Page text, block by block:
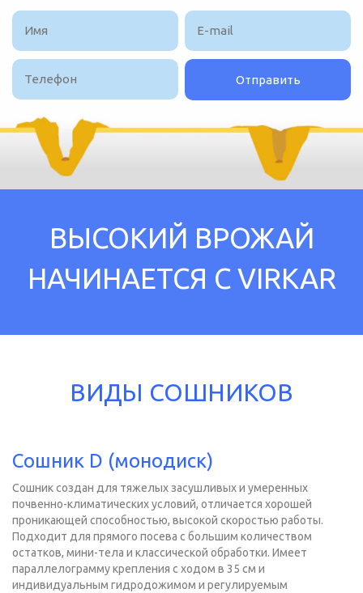
ВЫСОКИЙ ВРОЖАЙ
НАЧИНАЕТСЯ С VIRKAR
ВИДЫ СОШНИКОВ
Сошник D (монодиск)
Сошник создан для тяжелых засушливых и умеренных
почвенно-климатических условий, отличается хорошей
проникающей способностью, высокой скоростью работы.
Подходит для прямого посева с большим количеством
остатков, мини-тела и классической обработки. Имеет
параллелограмму крепления с ходом в 35 см и
индивидуальным гидродожимом и регулируемым